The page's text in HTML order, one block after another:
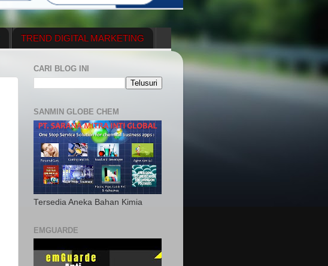
TREND DIGITAL MARKETING
CARI BLOG INI
SANMIN GLOBE CHEM
Tersedia Aneka Bahan Kimia
EMGUARDE